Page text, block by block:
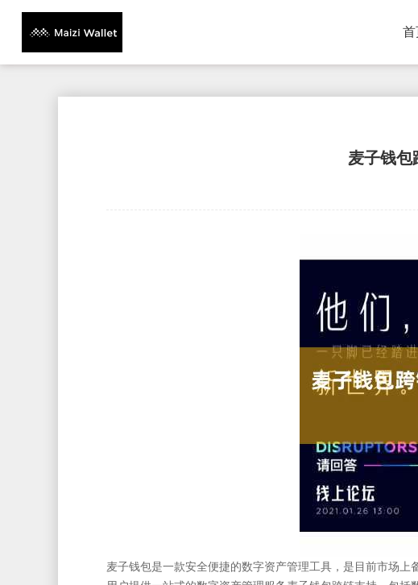
麦子钱包
麦子钱包是一款安全便捷的数字资产管理工具，是目前市场